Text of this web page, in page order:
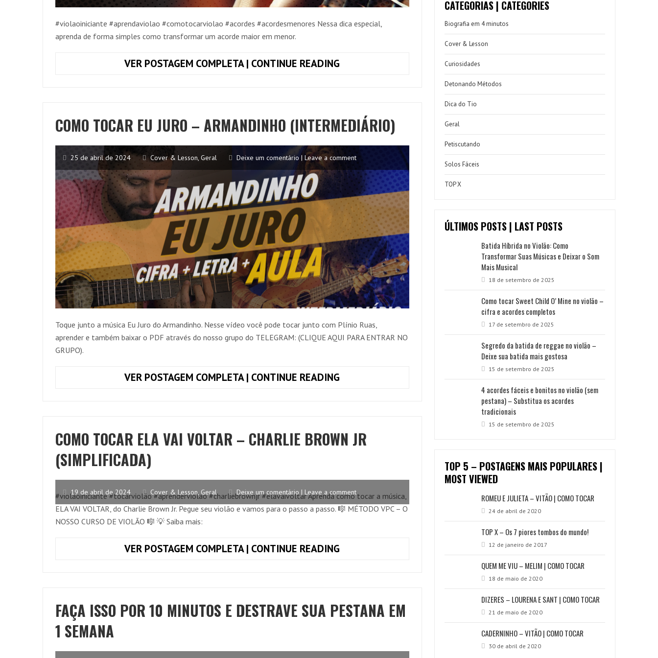
#violaoiniciante #aprendaviolao #comotocarviolao #acordes #acordesmenores Nessa dica especial,
aprenda de forma simples como transformar um acorde maior em menor.
VER POSTAGEM COMPLETA | CONTINUE READING
MAIOR
EM
COMO TOCAR EU JURO – ARMANDINHO (INTERMEDIÁRIO)
25 de abril de 2024 Cover & Lesson Geral Deixe um comentário | Leave a comment
Toque junto a música Eu Juro do Armandinho. Nesse vídeo você pode tocar junto com Plínio Ruas,
aprender e também baixar o PDF através do nosso grupo do TELEGRAM: (CLIQUE AQUI PARA ENTRAR NO
GRUPO).
VER POSTAGEM COMPLETA | CONTINUE READING
ARMANDINHO
COMO TOCAR ELA VAI VOLTAR – CHARLIE BROWN JR
(SIMPLIFICADA)
19 de abril de 2024 Cover & Lesson, Geral Deixe um comentário | Leave a comment
#violaoiniciante #tocarviolão #aprenderviolao #charliebrownjr #elavaivoltar Aprenda como tocar a música,
ELA VAI VOLTAR, do Charlie Brown Jr. Pegue seu violão e vamos para o passo a passo. 🎼 MÉTODO VPC – O
NOSSO CURSO DE VIOLÃO 🎼 💡 Saiba mais:
VER POSTAGEM COMPLETA | CONTINUE READING
–
JR
FAÇA ISSO POR 10 MINUTOS E DESTRAVE SUA PESTANA EM
1 SEMANA
CATEGORIAS | CATEGORIES
Biografia em 4 minutos
Cover & Lesson
Curiosidades
Detonando Métodos
Dica do Tio
Geral
Petiscutando
Solos Fáceis
TOP X
ÚLTIMOS POSTS | LAST POSTS
Batida Híbrida no Violão: Como
Transformar Suas Músicas e Deixar o Som
Mais Musical
18 de setembro de 2025
Como tocar Sweet Child O’ Mine no violão –
cifra e acordes completos
17 de setembro de 2025
Segredo da batida de reggae no violão –
Deixe sua batida mais gostosa
15 de setembro de 2025
4 acordes fáceis e bonitos no violão (sem
pestana) – Substitua os acordes
tradicionais
15 de setembro de 2025
TOP 5 – POSTAGENS MAIS POPULARES |
MOST VIEWED
ROMEU E JULIETA – VITÃO | COMO TOCAR
24 de abril de 2020
TOP X – Os 7 piores tombos do mundo!
12 de janeiro de 2017
QUEM ME VIU – MELIM | COMO TOCAR
18 de maio de 2020
DIZERES – LOURENA E SANT | COMO TOCAR
21 de maio de 2020
CADERNINHO – VITÃO | COMO TOCAR
30 de abril de 2020